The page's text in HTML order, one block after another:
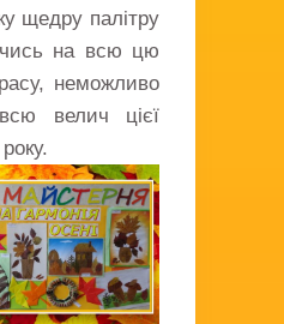
щедру палітру
на всю цю
неможливо
велич цієї